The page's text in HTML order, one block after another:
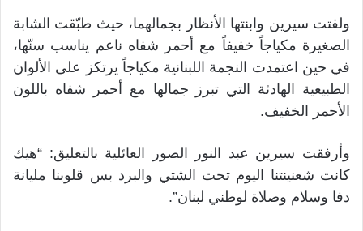
ولفتت سيرين وابنتها الأنظار بجمالهما، حيث طبّقت الشابة
الصغيرة مكياجاً خفيفاً مع أحمر شفاه ناعم يناسب سنّها،
في حين اعتمدت النجمة اللبنانية مكياجاً يرتكز على الألوان
الطبيعية الهادئة التي تبرز جمالها مع أحمر شفاه باللون
الأحمر الخفيف.
وأرفقت سيرين عبد النور الصور العائلية بالتعليق: “هيك
كانت شعنينتنا اليوم تحت الشتي والبرد بس قلوبنا مليانة
دفا وسلام وصلاة لوطني لبنان”.